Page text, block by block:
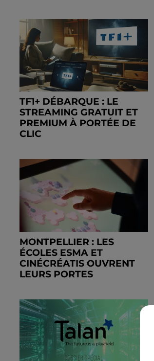
TF1+ DÉBARQUE : LE
STREAMING GRATUIT ET
PREMIUM À PORTÉE DE
CLIC
MONTPELLIER : LES
ÉCOLES ESMA ET
CINÉCRÉATIS OUVRENT
LEURS PORTES